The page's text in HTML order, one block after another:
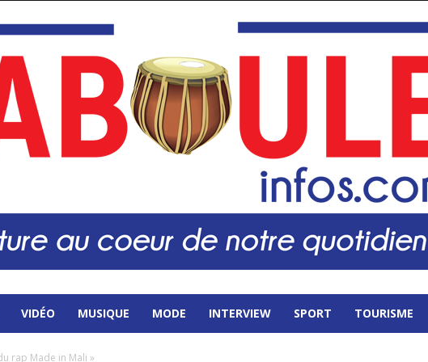
VIDÉO MUSIQUE MODE INTERVIEW SPORT TOURISME
rap Made in Mali »